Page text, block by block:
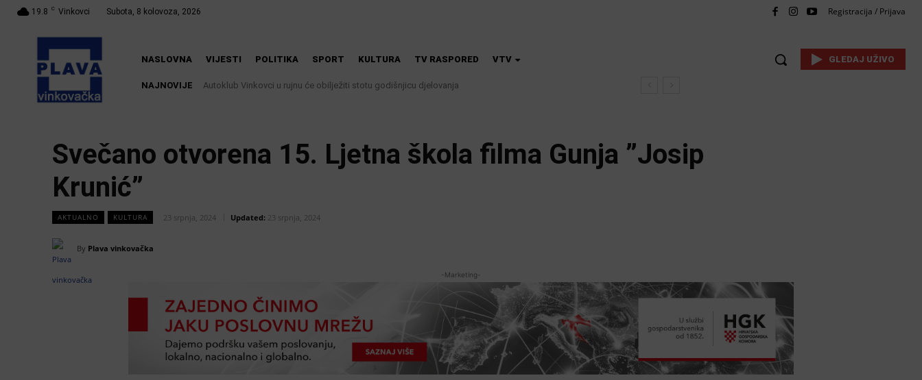
Registracija / Prijava
19.8 C Vinkovci Subota, 8 kolovoza, 2026
NASLOVNA VIJESTI POLITIKA SPORT KULTURA TV RASPORED VTV
NAJNOVIJE Autoklub Vinkovci u rujnu će obilježiti stotu godišnjicu djelovanja
GLEDAJ UŽIVO
Svečano otvorena 15. Ljetna škola filma Gunja ”Josip
Krunić”
AKTUALNO KULTURA 23 srpnja, 2024 Updated: 23 srpnja, 2024
By Plava vinkovačka
-Marketing-